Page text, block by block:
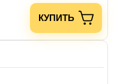
КУПИТЬ